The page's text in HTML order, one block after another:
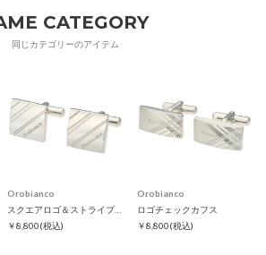
CATEGORY
同じカテゴリーのアイテム
Orobianco
スクエアロゴ＆ストライプカフス
￥8,800(税込)
Orobianco
ロゴチェックカフス
￥8,800(税込)